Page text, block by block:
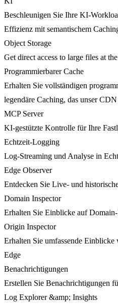
Beschleunigen Sie Ihre KI-
Effizienz mit semantischem
Object Storage
Get direct access to large files at
Programmierbarer Cache
Erhalten Sie vollständigen
legendäre Caching, das unser
MCP Server
KI-gestützte Kontrolle für Ihre
Echtzeit-Logging
Log-Streaming und Analyse in
Edge Observer
Entdecken Sie Live- und
Domain Inspector
Erhalten Sie Einblicke auf
Origin Inspector
Erhalten Sie umfassende
Edge
Benachrichtigungen
Erstellen Sie Benachrichtigungen
Log Explorer &amp; Insights